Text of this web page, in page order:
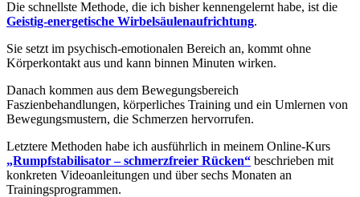
Die schnellste Methode, die ich bisher kennengelernt habe, ist die
Geistig-energetische Wirbelsäulenaufrichtung.
Sie setzt im psychisch-emotionalen Bereich an, kommt ohne
Körperkontakt aus und kann binnen Minuten wirken.
Danach kommen aus dem Bewegungsbereich
Faszienbehandlungen, körperliches Training und ein Umlernen von
Bewegungsmustern, die Schmerzen hervorrufen.
Letztere Methoden habe ich ausführlich in meinem Online-Kurs
„Rumpfstabilisator – schmerzfreier Rücken“ beschrieben mit
konkreten Videoanleitungen und über sechs Monaten an
Trainingsprogrammen.